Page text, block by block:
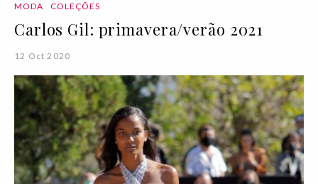
MODA COLEÇÕES
Carlos Gil: primavera/verão 2021
12 Oct 2020